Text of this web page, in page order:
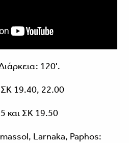
120'.
19.40, 22.00
και ΣΚ 19.50
Larnaka, Paphos: